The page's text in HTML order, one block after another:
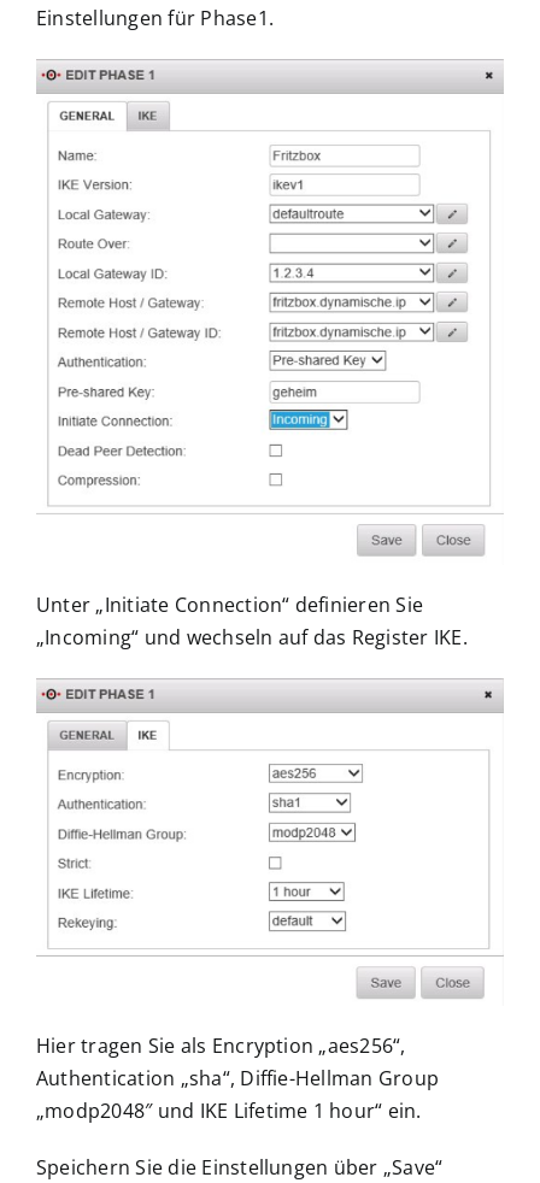
Einstellungen für Phase1.
Unter „Initiate Connection“ definieren Sie
„Incoming“ und wechseln auf das Register IKE.
Hier tragen Sie als Encryption „aes256“,
Authentication „sha“, Diffie-Hellman Group
„modp2048″ und IKE Lifetime 1 hour“ ein.
Speichern Sie die Einstellungen über „Save“